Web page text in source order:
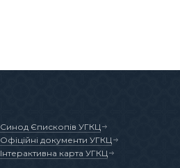
Синод Єпископів УГКЦ
Офіційні документи УГКЦ
Інтерактивна карта УГКЦ